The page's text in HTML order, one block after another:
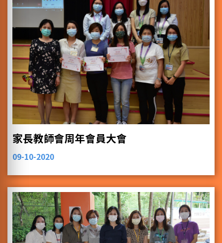
家長教師會周年會員大會
09-10-2020